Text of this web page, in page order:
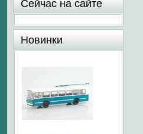
Сейчас на сайте
Новинки